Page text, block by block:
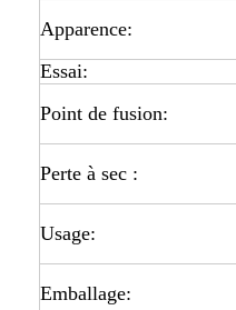
Apparence:
Essai:
Point de fusion:
Perte à sec :
Usage:
Emballage: